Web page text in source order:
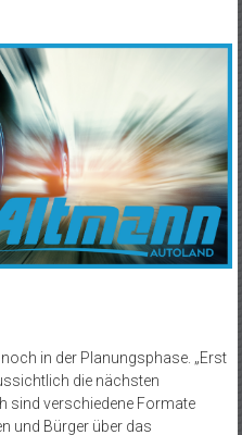
in der Planungsphase. „Erst
die nächsten
sind verschiedene Formate
und Bürger über das